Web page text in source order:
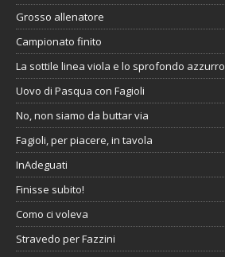
Grosso allenatore
Campionato finito
La sottile linea viola e lo sprofondo azzurro
Uovo di Pasqua con Fagioli
No, non siamo da buttar via
Fagioli, per piacere, in tavola
InAdeguati
Finisse subito!
Como ci voleva
Stravedo per Fazzini